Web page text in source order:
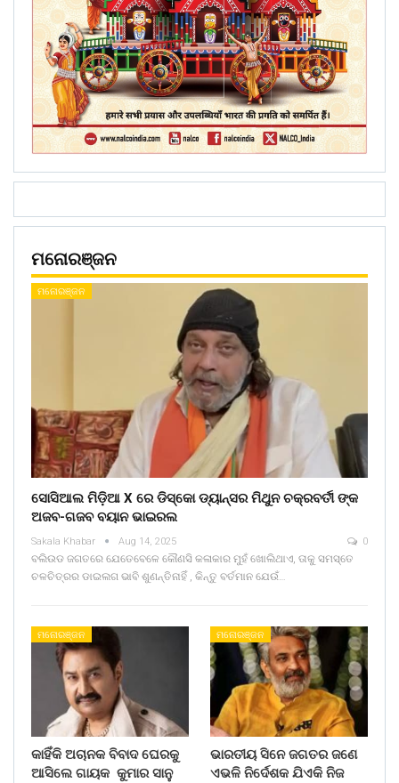
ମନୋରଞ୍ଜନ
ମନୋରଞ୍ଜନ
ସୋସିଆଲ ମିଡ଼ିଆ X ରେ ଡିସ୍କୋ ଡ୍ୟାନ୍ସର ମିଥୁନ ଚକ୍ରବର୍ତୀ ଙ୍କ
ଅଜବ-ଗଜବ ବୟାନ ଭାଇରଲ
Sakala Khabar Aug 14, 2025 0
ବଲିଉଡ ଜଗତରେ ଯେତେବେଳେ କୌଣସି କଳାକାର ମୁହଁ ଖୋଲିଥାଏ, ତାକୁ ସମସ୍ତେ
ଚଳଚିତ୍ରର ଡାଇଲଗ ଭାବି ଶୁଣନ୍ତିନାହିଁ , କିନ୍ତୁ ବର୍ତମାନ ଯେଉଁ…
ମନୋରଞ୍ଜନ
କାହିଁକି ଅଚାନକ ବିବାଦ ଘେରକୁ
ଆସିଲେ ଗାୟକ କୁମାର ସାନୁ
ମନୋରଞ୍ଜନ
ଭାରତୀୟ ସିନେ ଜଗତର ଜଣେ
ଏଭଳି ନିର୍ଦେଶକ ଯିଏକି ନିଜ